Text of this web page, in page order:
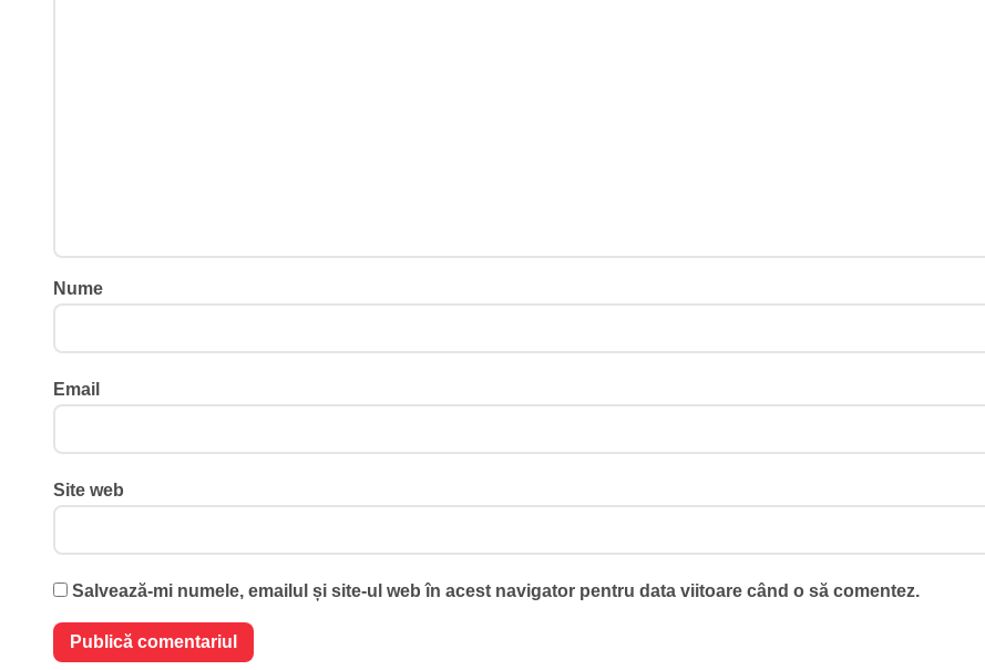
Nume
Email
Site web
Salvează-mi numele, emailul și site-ul web în acest navigator pentru data viitoare când o să comentez.